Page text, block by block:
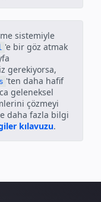
sistemiyle
'e bir göz atmak
gerekiyorsa,
'ten daha hafif
geleneksel
çözmeyi
daha fazla bilgi
kılavuzu.